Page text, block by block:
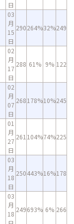
日
03
月
15
日
290264%32%249
02
月
17
日
288 61% 9% 122
02
月
07
日
268178%10%245
01
月
27
日
261 104%74%225
03
月
18
日
250443%16%178
03
月
18
249693% 6% 266